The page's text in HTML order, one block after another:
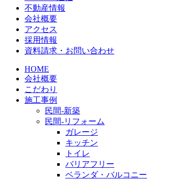
不動産情報
会社概要
アクセス
採用情報
資料請求・お問い合わせ
HOME
会社概要
こだわり
施工事例
民間-新築
民間-リフォーム
ガレージ
キッチン
トイレ
バリアフリー
ベランダ・バルコニー